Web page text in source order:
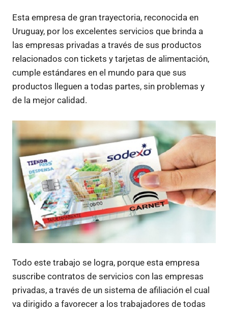
Esta empresa de gran trayectoria, reconocida en
Uruguay, por los excelentes servicios que brinda a
las empresas privadas a través de sus productos
relacionados con tickets y tarjetas de alimentación,
cumple estándares en el mundo para que sus
productos lleguen a todas partes, sin problemas y
de la mejor calidad.
Todo este trabajo se logra, porque esta empresa
suscribe contratos de servicios con las empresas
privadas, a través de un sistema de afiliación el cual
va dirigido a favorecer a los trabajadores de todas